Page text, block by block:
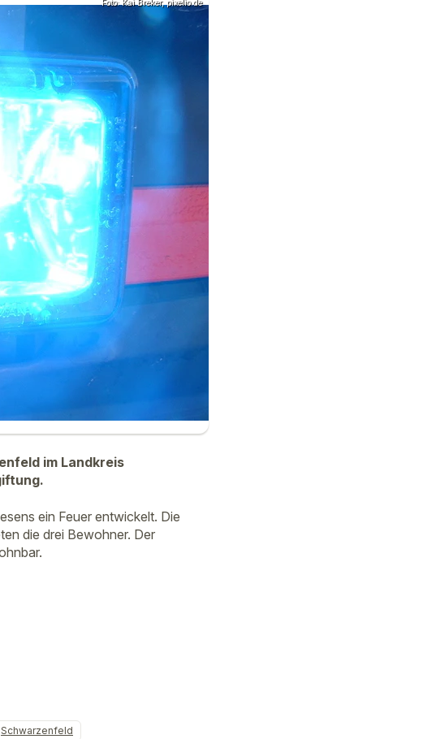
Foto: Kai Breker, pixelio.de
im Landkreis
ein Feuer entwickelt. Die
die drei Bewohner. Der
Schwarzenfeld